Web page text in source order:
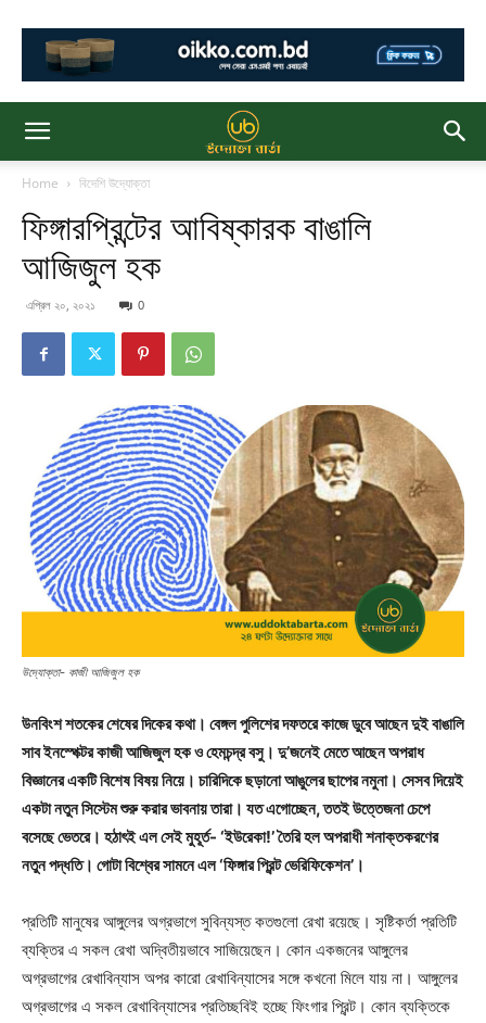
Home বিদেশি উদ্যোক্তা
ফিঙ্গারপ্রিন্টের আবিষ্কারক বাঙালি
আজিজুল হক
এপ্রিল ২০, ২০২১ 0
উদ্যোক্তা- কাজী আজিজুল হক
উনবিংশ শতকের শেষের দিকের কথা। বেঙ্গল পুলিশের দফতরে কাজে ডুবে আছেন দুই বাঙালি
সাব ইনস্পেক্টর কাজী আজিজুল হক ও হেমচন্দ্র বসু। দু’জনেই মেতে আছেন অপরাধ
বিজ্ঞানের একটি বিশেষ বিষয় নিয়ে। চারিদিকে ছড়ানো আঙুলের ছাপের নমুনা। সেসব দিয়েই
একটা নতুন সিস্টেম শুরু করার ভাবনায় তারা। যত এগোচ্ছেন, ততই উত্তেজনা চেপে
বসেছে ভেতরে। হঠাৎই এল সেই মুহূর্ত- ‘ইউরেকা!’ তৈরি হল অপরাধী শনাক্তকরণের
নতুন পদ্ধতি। গোটা বিশ্বের সামনে এল ‘ফিঙ্গার প্রিন্ট ভেরিফিকেশন’।
প্রতিটি মানুষের আঙ্গুলের অগ্রভাগে সুবিন্যস্ত কতগুলো রেখা রয়েছে। সৃষ্টিকর্তা প্রতিটি
ব্যক্তির এ সকল রেখা অদ্বিতীয়ভাবে সাজিয়েছেন। কোন একজনের আঙ্গুলের
অগ্রভাগের রেখাবিন্যাস অপর কারো রেখাবিন্যাসের সঙ্গে কখনো মিলে যায় না। আঙ্গুলের
অগ্রভাগের এ সকল রেখাবিন্যাসের প্রতিচ্ছবিই হচ্ছে ফিংগার প্রিন্ট। কোন ব্যক্তিকে